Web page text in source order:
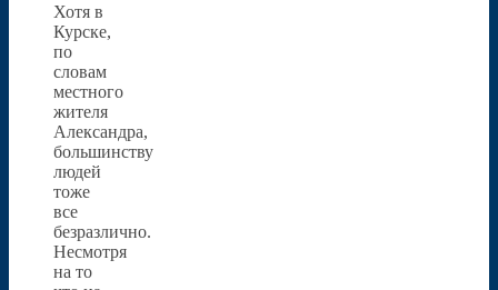
Хотя в
Курске,
по
словам
местного
жителя
Александра,
большинству
людей
тоже
все
безразлично.
Несмотря
на то